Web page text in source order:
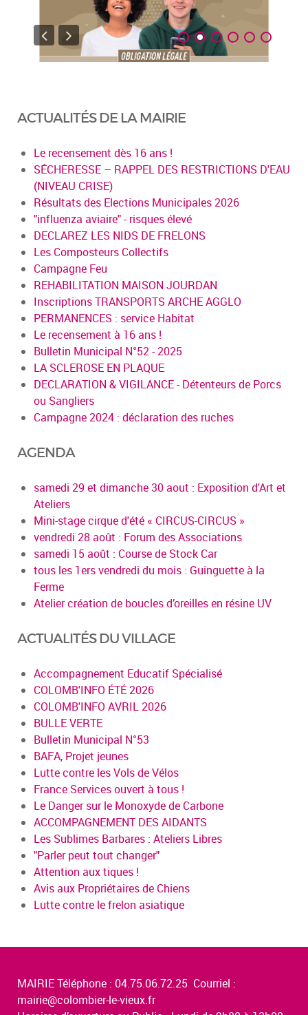
ACTUALITÉS DE LA MAIRIE
Le recensement dès 16 ans !
SÉCHERESSE – RAPPEL DES RESTRICTIONS D'EAU
(NIVEAU CRISE)
Résultats des Elections Municipales 2026
"influenza aviaire" - risques élevé
DECLAREZ LES NIDS DE FRELONS
Les Composteurs Collectifs
Campagne Feu
REHABILITATION MAISON JOURDAN
Inscriptions TRANSPORTS ARCHE AGGLO
PERMANENCES : service Habitat
Le recensement à 16 ans !
Bulletin Municipal N°52 - 2025
LA SCLEROSE EN PLAQUE
DECLARATION & VIGILANCE - Détenteurs de Porcs
ou Sangliers
Campagne 2024 : déclaration des ruches
AGENDA
samedi 29 et dimanche 30 aout : Exposition d'Art et
Ateliers
Mini-stage cirque d'été « CIRCUS-CIRCUS »
vendredi 28 août : Forum des Associations
samedi 15 août : Course de Stock Car
tous les 1ers vendredi du mois : Guinguette à la
Ferme
Atelier création de boucles d’oreilles en résine UV
ACTUALITÉS DU VILLAGE
Accompagnement Educatif Spécialisé
COLOMB'INFO ÉTÉ 2026
COLOMB'INFO AVRIL 2026
BULLE VERTE
Bulletin Municipal N°53
BAFA, Projet jeunes
Lutte contre les Vols de Vélos
France Services ouvert à tous !
Le Danger sur le Monoxyde de Carbone
ACCOMPAGNEMENT DES AIDANTS
Les Sublimes Barbares : Ateliers Libres
"Parler peut tout changer"
Attention aux tiques !
Avis aux Propriétaires de Chiens
Lutte contre le frelon asiatique
MAIRIE Téléphone : 04.75.06.72.25 Courriel :
mairie@colombier-le-vieux.fr